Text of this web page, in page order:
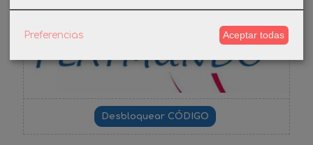
-3%
Preferencias Aceptar todas